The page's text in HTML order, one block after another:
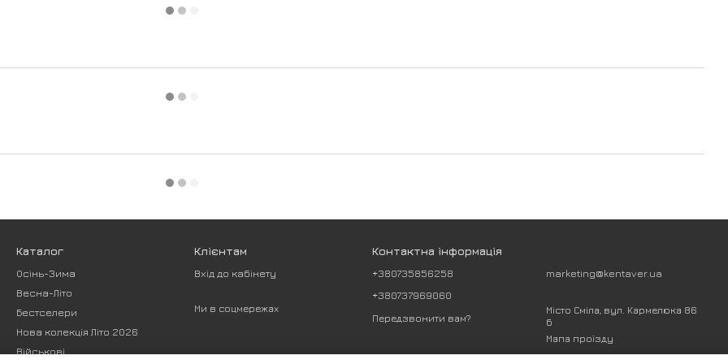
Каталог
Осінь-Зима
Весна-Літо
Бестселери
Нова колекція Літо 2026
Військові
Клієнтам
Вхід до кабінету
Ми в соцмережах
Контактна інформація
+380735856258
+380737969060
Передзвонити вам?
marketing@kentaver.ua
Місто Сміла, вул. Кармелюка 86
б
Мапа проїзду